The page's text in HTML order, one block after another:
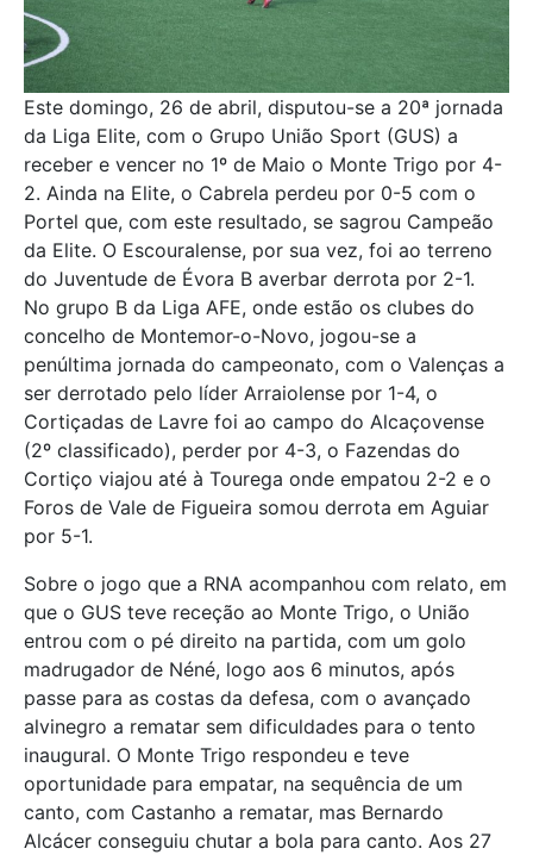
Este domingo, 26 de abril, disputou-se a 20ª jornada
da Liga Elite, com o Grupo União Sport (GUS) a
receber e vencer no 1º de Maio o Monte Trigo por 4-
2. Ainda na Elite, o Cabrela perdeu por 0-5 com o
Portel que, com este resultado, se sagrou Campeão
da Elite. O Escouralense, por sua vez, foi ao terreno
do Juventude de Évora B averbar derrota por 2-1.
No grupo B da Liga AFE, onde estão os clubes do
concelho de Montemor-o-Novo, jogou-se a
penúltima jornada do campeonato, com o Valenças a
ser derrotado pelo líder Arraiolense por 1-4, o
Cortiçadas de Lavre foi ao campo do Alcaçovense
(2º classificado), perder por 4-3, o Fazendas do
Cortiço viajou até à Tourega onde empatou 2-2 e o
Foros de Vale de Figueira somou derrota em Aguiar
por 5-1.
Sobre o jogo que a RNA acompanhou com relato, em
que o GUS teve receção ao Monte Trigo, o União
entrou com o pé direito na partida, com um golo
madrugador de Néné, logo aos 6 minutos, após
passe para as costas da defesa, com o avançado
alvinegro a rematar sem dificuldades para o tento
inaugural. O Monte Trigo respondeu e teve
oportunidade para empatar, na sequência de um
canto, com Castanho a rematar, mas Bernardo
Alcácer conseguiu chutar a bola para canto. Aos 27